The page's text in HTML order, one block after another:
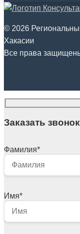
© 2026
Хакасии
Все права
Заказать звонок
Фамилия*
Имя*